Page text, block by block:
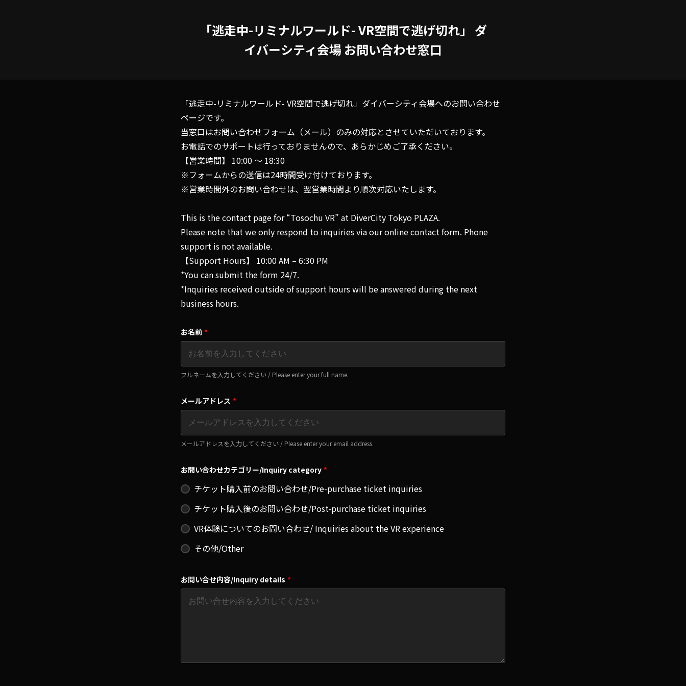
「逃走中-リミナルワールド- VR空間で逃げ切れ」 ダ
イバーシティ会場 お問い合わせ窓口
「逃走中-リミナルワールド- VR空間で逃げ切れ」ダイバーシティ会場へのお問い合わせ
ページです。
当窓口はお問い合わせフォーム（メール）のみの対応とさせていただいております。
お電話でのサポートは行っておりませんので、あらかじめご了承ください。
【営業時間】 10:00 〜 18:30
※フォームからの送信は24時間受け付けております。
※営業時間外のお問い合わせは、翌営業時間より順次対応いたします。
This is the contact page for “Tosochu VR” at DiverCity Tokyo PLAZA.
Please note that we only respond to inquiries via our online contact form. Phone
support is not available.
【Support Hours】 10:00 AM – 6:30 PM
*You can submit the form 24/7.
*Inquiries received outside of support hours will be answered during the next
business hours.
お名前 *
フルネームを入力してください / Please enter your full name.
メールアドレス *
メールアドレスを入力してください / Please enter your email address.
お問い合わせカテゴリー/Inquiry category *
チケット購入前のお問い合わせ/Pre-purchase ticket inquiries
チケット購入後のお問い合わせ/Post-purchase ticket inquiries
VR体験についてのお問い合わせ/ Inquiries about the VR experience
その他/Other
お問い合せ内容/Inquiry details *